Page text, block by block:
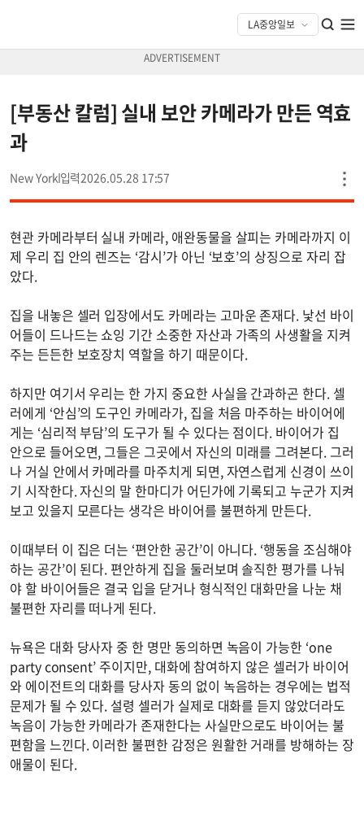
[부동산 칼럼] 실내 보안 카메라가 만든 역효
과
New York 2026.05.28 17:57
현관 카메라부터 실내 카메라, 애완동물을 살피는 카메라까지 이
제 우리 집 안의 렌즈는 ‘감시’가 아닌 ‘보호’의 상징으로 자리 잡
았다.
집을 내놓은 셀러 입장에서도 카메라는 고마운 존재다. 낯선 바이
어들이 드나드는 쇼잉 기간 소중한 자산과 가족의 사생활을 지켜
주는 든든한 보호장치 역할을 하기 때문이다.
하지만 여기서 우리는 한 가지 중요한 사실을 간과하곤 한다. 셀
러에게 ‘안심’의 도구인 카메라가, 집을 처음 마주하는 바이어에
게는 ‘심리적 부담’의 도구가 될 수 있다는 점이다. 바이어가 집
안으로 들어오면, 그들은 그곳에서 자신의 미래를 그려본다. 그러
나 거실 안에서 카메라를 마주치게 되면, 자연스럽게 신경이 쓰이
기 시작한다. 자신의 말 한마디가 어딘가에 기록되고 누군가 지켜
보고 있을지 모른다는 생각은 바이어를 불편하게 만든다.
이때부터 이 집은 더는 ‘편안한 공간’이 아니다. ‘행동을 조심해야
하는 공간’이 된다. 편안하게 집을 둘러보며 솔직한 평가를 나눠
야 할 바이어들은 결국 입을 닫거나 형식적인 대화만을 나눈 채
불편한 자리를 떠나게 된다.
뉴욕은 대화 당사자 중 한 명만 동의하면 녹음이 가능한 ‘one
party consent’ 주이지만, 대화에 참여하지 않은 셀러가 바이어
와 에이전트의 대화를 당사자 동의 없이 녹음하는 경우에는 법적
문제가 될 수 있다. 설령 셀러가 실제로 대화를 듣지 않았더라도
녹음이 가능한 카메라가 존재한다는 사실만으로도 바이어는 불
편함을 느낀다. 이러한 불편한 감정은 원활한 거래를 방해하는 장
애물이 된다.